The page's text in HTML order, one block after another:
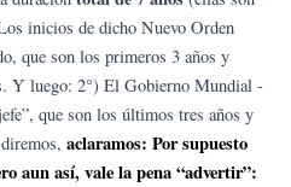
inicios de dicho Nuevo Orden
que son los primeros 3 años y
Y luego: 2°) El Gobierno Mundial -
que son los últimos tres años y
aclaramos: Por supuesto
aun así, vale la pena “advertir”: